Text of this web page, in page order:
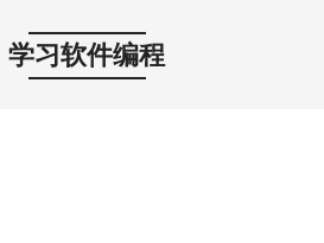
学习软件编程